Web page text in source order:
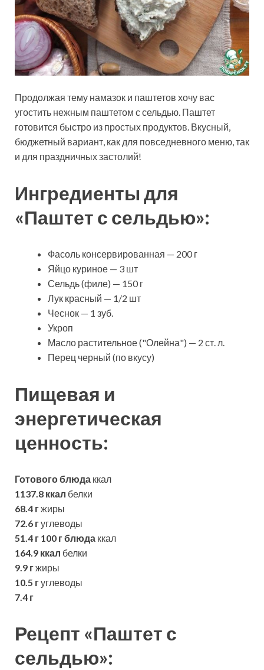
Продолжая тему намазок и паштетов хочу вас
угостить нежным паштетом с сельдью. Паштет
готовится быстро из простых продуктов. Вкусный,
бюджетный вариант, как для повседневного меню, так
и для праздничных застолий!
Ингредиенты для
«Паштет с сельдью»:
Фасоль консервированная — 200 г
Яйцо куриное — 3 шт
Сельдь (филе) — 150 г
Лук красный — 1/2 шт
Чеснок — 1 зуб.
Укроп
Масло растительное ("Олейна") — 2 ст. л.
Перец черный (по вкусу)
Пищевая и
энергетическая
ценность:
Готового блюда ккал
1137.8 ккал белки
68.4 гжиры
72.6 гуглеводы
51.4 г 100 г блюда ккал
164.9 ккал белки
9.9 гжиры
10.5 гуглеводы
7.4 г
Рецепт «Паштет с
сельдью»: